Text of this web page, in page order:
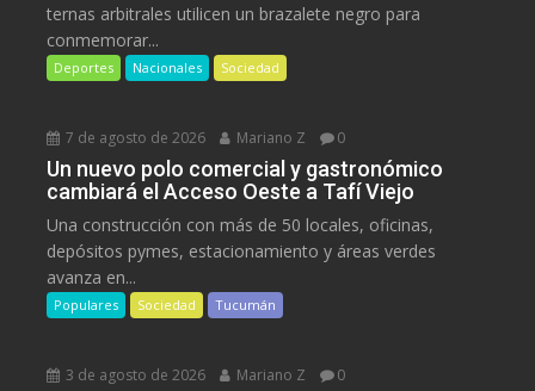
ternas arbitrales utilicen un brazalete negro para
conmemorar...
Deportes Nacionales Sociedad
7 de agosto de 2026 Mariano Z 0
Un nuevo polo comercial y gastronómico
cambiará el Acceso Oeste a Tafí Viejo
Una construcción con más de 50 locales, oficinas,
depósitos pymes, estacionamiento y áreas verdes
avanza en...
Populares Sociedad Tucumán
3 de agosto de 2026 Mariano Z 0